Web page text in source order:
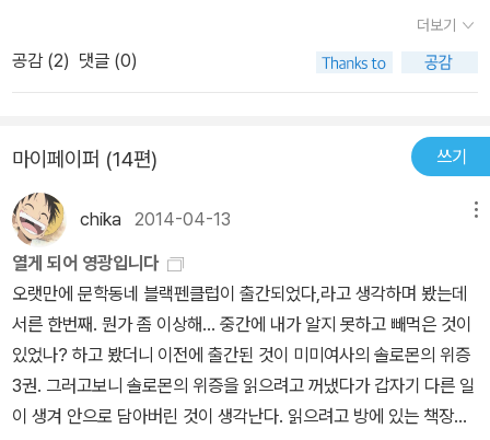
러운 작품으로 남고 만다. 문제는 울리치스러움의 부재가 아니라 울
리치스러움의 과잉에 있다. 그는 모든 순간, 모든 사건을 하염없이 멋
을 부려가면서 직설적으로 정보를 전달하는 일을 한사코 피한 채로
깨닫게끔 글을 이어나간다. 혹은 이미 어떤 상황이 펼쳐져 있고 인물
이 어떤 행동을 하고 있는지를 제시한 다음 장면을 고속 촬영하듯 하
염없이 느리게 끌고 가면서 세부를 끝없이 묘사한다. 1초 짜리 영상
하나로 족할 것을 100만 장의 연속 스냅 사진으로 찍은 다음 각각의
사진 사이에 발생하는 차이에 대해서 논하는 소리를 듣는 듯하다. 이
것이 처음에는 어느 정도 감미로운 즐거움을 만들어내지만 500페이
지가 넘도록 그러고 있노라면 독자부터 지치기 마련이다. 더구나 그
렇게 해서 풀어내는 이야기의 내용 자체는 하염없이 간단하고 어떤
면에서는 실망스러울 정도로 진부해서, 다 읽고 나면 절로 본전 생각
이 난다. '내가 결국 이걸 위해서 500여 페이지를 붙들고 있었단 말
순진한 성품이라 누구하나 미워할 수 없다.일상적인 나의 생활공간에
서 공기가 조금씩 조금씩 빠져나가는 광경. 어둠이 찾아오고 평소에
서 책장을 넘기게 된다.책을 읽고 무척 화가 났다. 이런 소설이 긴 세
월 부당하게 무시당해왔다는 사실에 다른 한편으로는 어쩌면 더 훌륭
한 하드보일드한 소설을 만날 수 없을 것이란 절망감에.하나 다행인
것은 내가 글쟁이가 아니라 1940년대에 이런 글을 쓴 사람이 있다는
사실에 풀죽지 않아도 된다는 것이다.
내가 가장 좋아하는 코넬 울리치의 책들에 비해서는 다소 재미가 떨
어지는 책이긴 했지만, 그래도 코넬 울리치의 책은 어떤 것이든 무조
건 기다리는 마음을 가지고 있기 때문에 결코 실망하게 되는 책은 아
들어가지 않는가?어느 날 형사 숀은 늘 그렇듯 강가를 걷다가, 자살
하려는 한 여인을 구하게 된다. 이제 갓 20살된 미모의 여인, 명품으
로 치장하고 값비싼 자동차를 타고다니는 이 여자는 왜 자살을 하려
고 했을까.그리고 밤새, 이 여자는 자신의 이야기를 털어놓는다. 저 하
늘에 떠있는 별이 두려워 삶을 끊으려고 했던 이유를...부유한 남자의
외동딸인 진 레이드라는 이 여자는 어느 날 하녀로 부터 불길한 소리
를 듣게 된다. 얼마 후 출장을 떠나게 되는 아버지 할란 레이드가 탄
비행기가 큰 사고에 휘말리게 될 것이라는 것을.말도 안되는 소리라
며 무시하면서도 진은 어쩐지 마음이 찜찜해 하녀를 해고하게 되고,
더보기
공감 (2) 댓글 (0)
마이페이퍼 (14편) 쓰기
chika 2014-04-13
열게 되어 영광입니다
오랫만에 문학동네 블랙펜클럽이 출간되었다,라고 생각하며 봤는데
서른 한번째. 뭔가 좀 이상해... 중간에 내가 알지 못하고 빼먹은 것이
있었나? 하고 봤더니 이전에 출간된 것이 미미여사의 솔로몬의 위증
3권. 그러고보니 솔로몬의 위증을 읽으려고 꺼냈다가 갑자기 다른 일
이 생겨 안으로 담아버린 것이 생각난다. 읽으려고 방에 있는 책장에